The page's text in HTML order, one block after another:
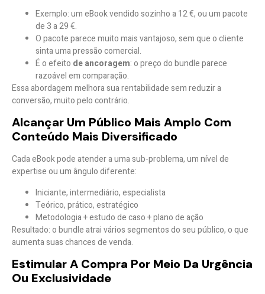
Exemplo: um eBook vendido sozinho a 12 €, ou um pacote
de 3 a 29 €.
O pacote parece muito mais vantajoso, sem que o cliente
sinta uma pressão comercial.
É o efeito de ancoragem: o preço do bundle parece
razoável em comparação.
Essa abordagem melhora sua rentabilidadesem reduzir a
conversão, muito pelo contrário.
Alcançar Um Público Mais Amplo Com
Conteúdo Mais Diversificado
Cada eBook pode atender a uma sub-problema, um nível de
expertise ou um ângulo diferente:
Iniciante, intermediário, especialista
Teórico, prático, estratégico
Metodologia + estudo de caso + plano de ação
Resultado: o bundle atraivários segmentos do seu público, o que
aumenta suas chances de venda.
Estimular A Compra Por Meio Da Urgência
Ou Exclusividade